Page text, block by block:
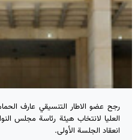
رجح عضو الاطار التنسيقي عارف
العليا لانتخاب هيئة رئاسة مجلس
انعقاد الجلسة الأولى.